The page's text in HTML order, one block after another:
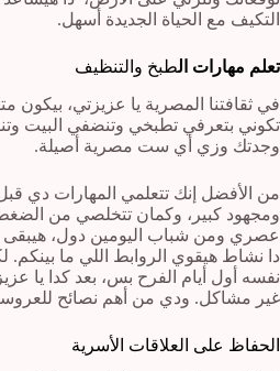
التكيف مع الحياة الجديدة أسهل.
تعلم مهارات الطبخ والتنظيف
في ثقافتنا المصرية يا عزيزتي، بيكون
تكوني بتعرفي تطبخي وتنضفي البيت
وجدتك وزي أي ست مصرية أصيلة.
من الأفضل إنك تتعلمي المهارات دي
ومجهود كبير، وكمان تتخلصي من
عصري ومن شباب اليومين دول، هيبقى
دا نشاط هيقوي الروابط اللي ما بينكم.
نفسه أول أيام الفرح بس، بعد كدا يا
غير مشاكل. ودي من أهم نصائح
الحفاظ على العلاقات الأسرية